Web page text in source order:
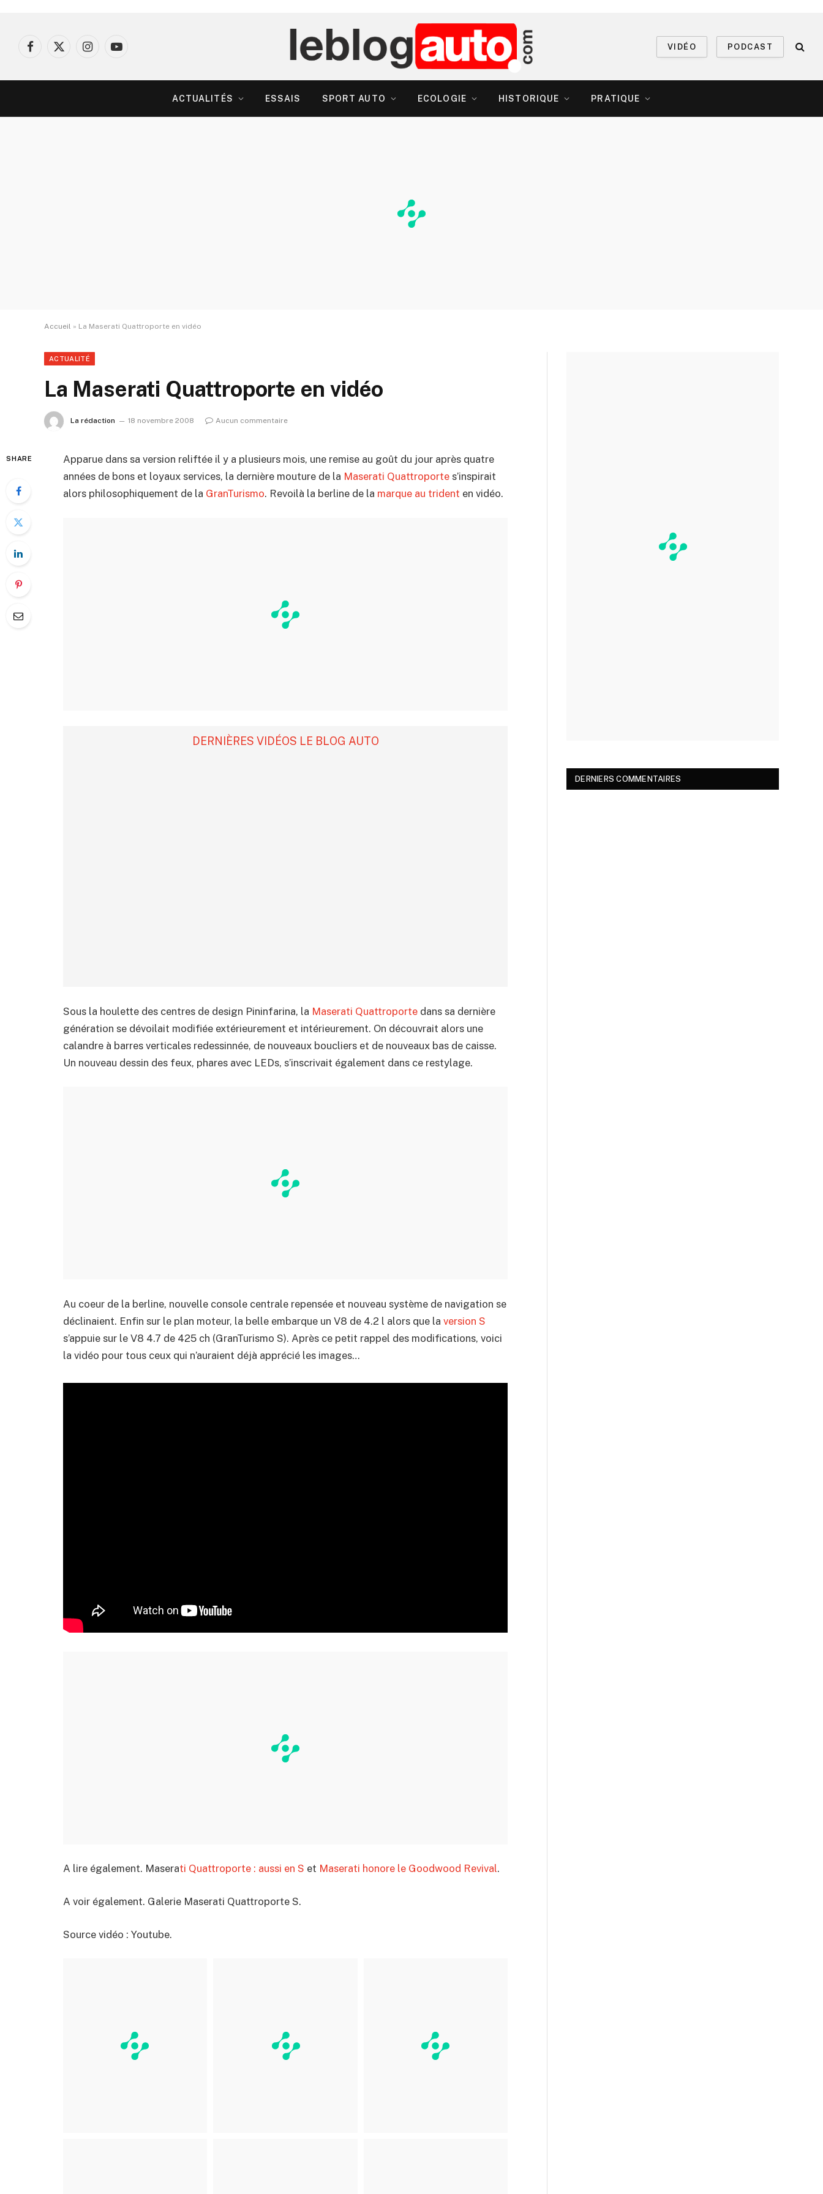
Facebook
X
InstagramYouTube
VIDÉO PODCAST
ACTUALITÉS ESSAIS SPORT AUTO ECOLOGIE HISTORIQUE PRATIQUE
Accueil » La Maserati Quattroporte en vidéo
ACTUALITÉ
La Maserati Quattroporte en vidéo
La rédaction 18 novembre 2008 Aucun commentaire
SHARE
Apparue dans sa version reliftée il y a plusieurs mois, une remise au goût du jour après quatre
années de bons et loyaux services, la dernière mouture de la Maserati Quattroporte s’inspirait
alors philosophiquement de la GranTurismo. Revoilà la berline de la marque au trident en vidéo.
DERNIÈRES VIDÉOS LE BLOG AUTO
Sous la houlette des centres de design Pininfarina, la Maserati Quattroporte dans sa dernière
génération se dévoilait modifiée extérieurement et intérieurement. On découvrait alors une
calandre à barres verticales redessinnée, de nouveaux boucliers et de nouveaux bas de caisse.
Un nouveau dessin des feux, phares avec LEDs, s’inscrivait également dans ce restylage.
Au coeur de la berline, nouvelle console centrale repensée et nouveau système de navigation se
déclinaient. Enfin sur le plan moteur, la belle embarque un V8 de 4.2 l alors que la version S
s’appuie sur le V8 4.7 de 425 ch (GranTurismo S). Après ce petit rappel des modifications, voici
la vidéo pour tous ceux qui n’auraient déjà apprécié les images…
A lire également. Maserati Quattroporte : aussi en S et Maserati honore le Goodwood Revival.
A voir également. Galerie Maserati Quattroporte S.
Source vidéo : Youtube.
DERNIERS COMMENTAIRES